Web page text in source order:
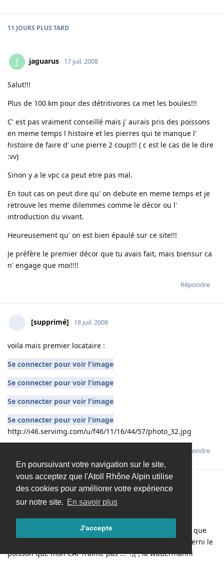
En poursuivant votre navigation sur le site,
vous acceptez que l'Atoll Rhône Alpin utilise
des cookies pour améliorer votre expérience
sur notre site. En savoir plus
J'accepte
11 JOURS PLUS TARD
J jaguarus 17 juil. 2008
Salut!!!
Plus de 100 km pour des détritivores ca met les boules!!!
C' est pas vraiment conseillé mais j' aurais pris des poissons
en meme temps l histoire et les pierres qui te manque l'
histoire de faire d' une pierre 2 coup!!! ( c est le cas de le dire
:vv)
Sinon y a le vpc ca peut etre pas mal.
En tout cas on peut dire qu' on debute en meme temps et je
retrouve les meme dilemmes comme le décor ou l'
introduction du vivant.
Heureusement qu' on est bien épaulé sur ce site!!!
Je préfère le premier décor que tu avais fait, mais biensur ca
n' engage que moi!!!!
Répondre
[supprimé] 18 juil. 2008
voila mais premier locataire :
Se connecter pour voir l'image
Se connecter pour voir l'image
Se connecter pour voir l'image
Se connecter pour voir l'image
http://i46.servimg.com/u/f46/11/16/44/57/photo_32.jpg
Répondre
[supprimé] 18 juil. 2008
Halala la mode des némo ^^ , le flavenscens le poisson que
j'aime bien , il est squelletique comme moi ::) , le cauderni le
poisson que mon CAF n'aime pas ... :;( , la wudermanni